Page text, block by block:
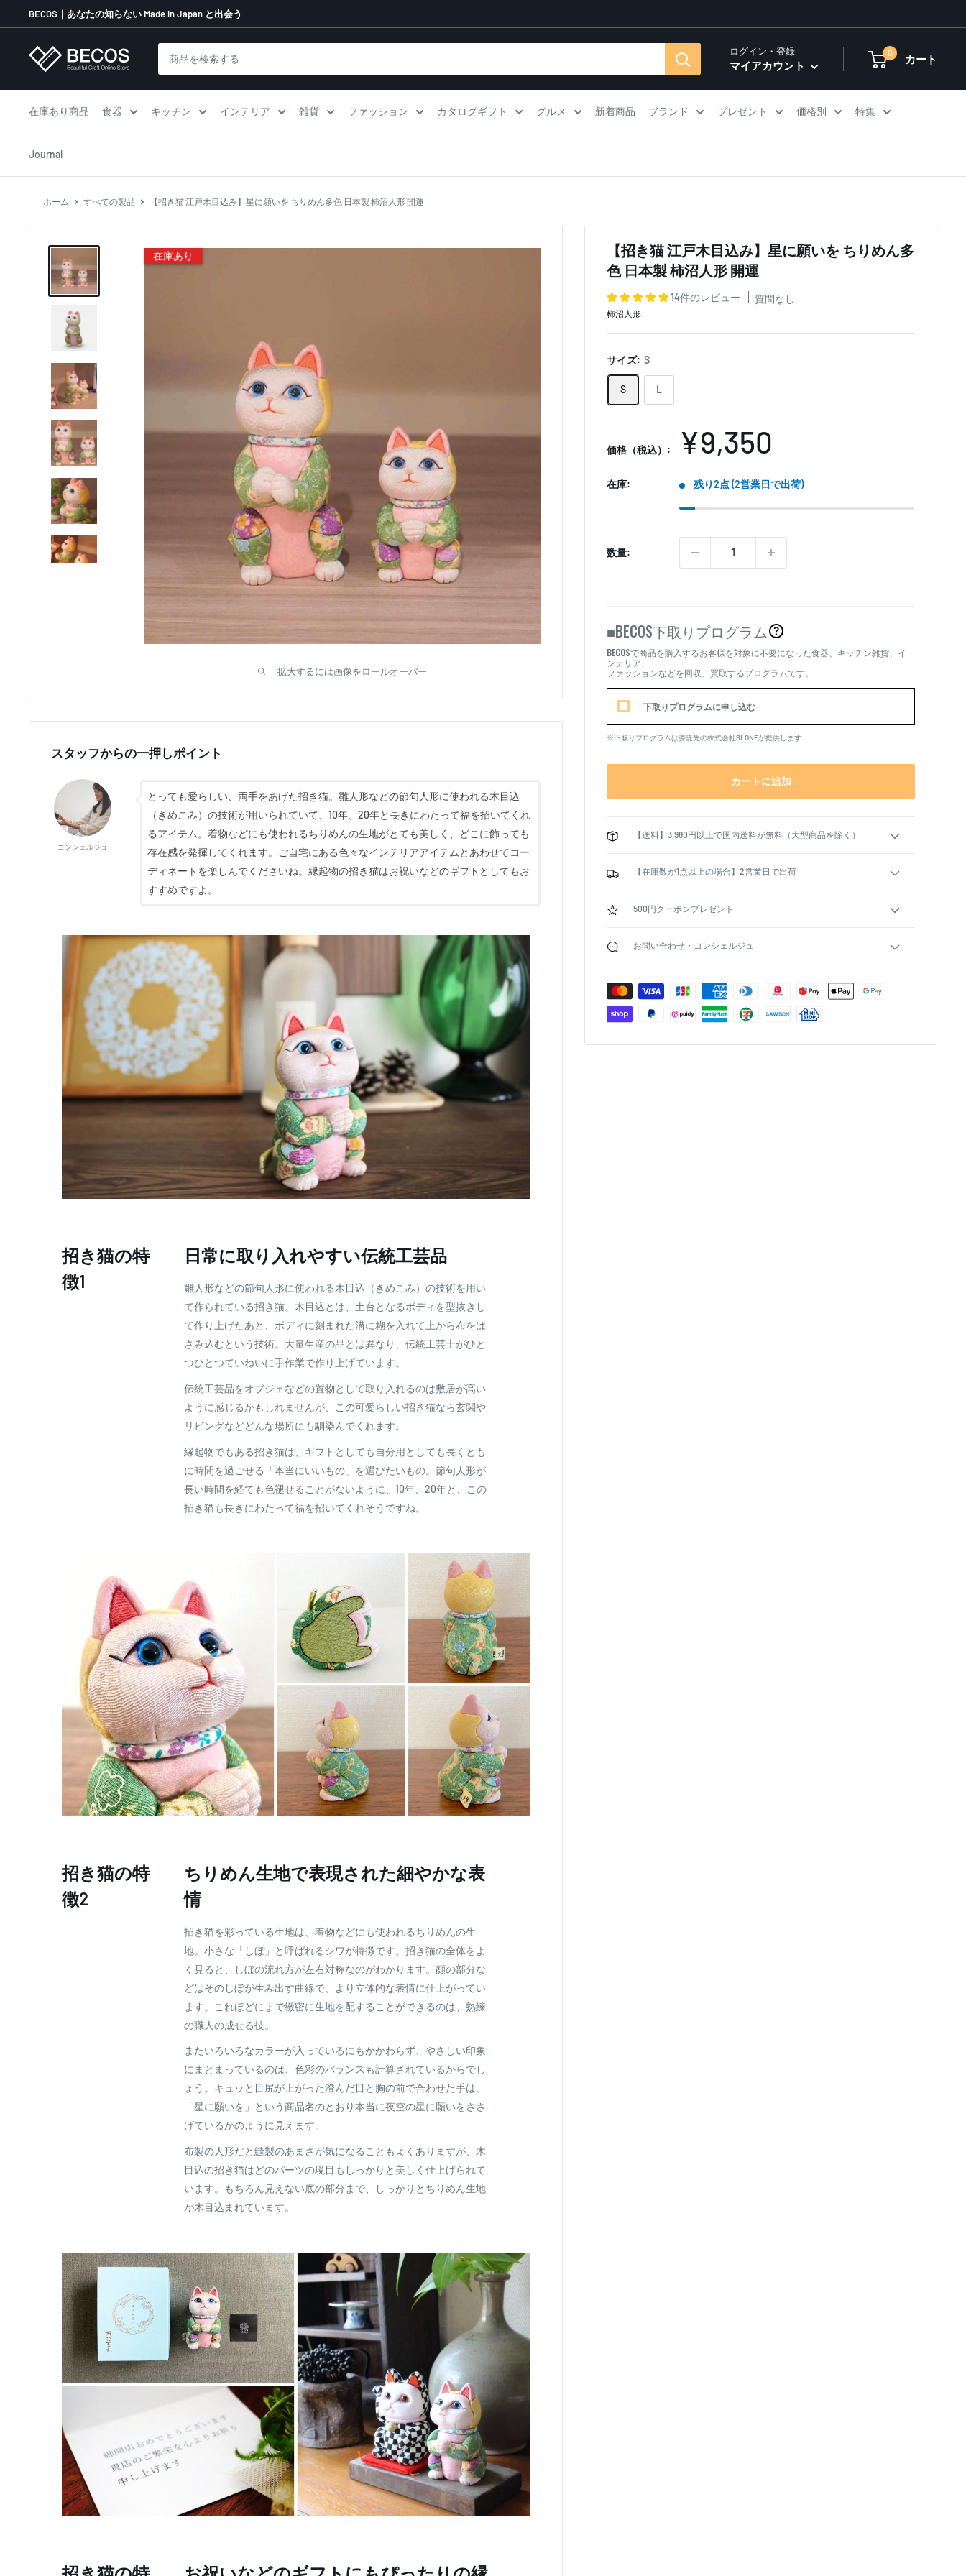
ン
プ
BECOS｜あなたの知らない Made in Japan と出会う
伝
工
芸
な
ログイン・登録
マイアカウント
0 カート
在庫あり商品 食器 キッチン インテリア 雑貨 ファッション カタログギフト グルメ 新着商品 ブランド プレゼント 価格別 特集
Journal
ホーム すべての製品 【招き猫 江戸木目込み】星に願いを ちりめん多色 日本製 柿沼人形 開運
在庫あり
拡大するには画像をロールオーバー
【招き猫 江戸木目込み】星に願いを ちりめん多
色 日本製 柿沼人形 開運
14件のレビュー 質問なし
柿沼人形
サイズ: S
S L
価格（税込）:
販
売
価
格
¥9,350
在庫: 残り2点 (2営業日で出荷)
数量:
■BECOS下取りプログラム
BECOSで商品を購入するお客様を対象に不要になった食器、キッチン雑貨、イ
ンテリア、
ファッションなどを回収、買取するプログラムです。
下取りプログラムに申し込む
※下取りプログラムは委託先の株式会社SLONEが提供します
カートに追加
【送料】3,980円以上で国内送料が無料（大型商品を除く）
【在庫数が1点以上の場合】2営業日で出荷
500円クーポンプレゼント
お問い合わせ・コンシェルジュ
スタッフからの一押しポイント
コンシェルジュ
とっても愛らしい、両手をあげた招き猫。雛人形などの節句人形に使われる木目込
（きめこみ）の技術が用いられていて、10年、20年と長きにわたって福を招いてくれ
るアイテム。着物などにも使われるちりめんの生地がとても美しく、どこに飾っても
存在感を発揮してくれます。ご自宅にある色々なインテリアアイテムとあわせてコー
ディネートを楽しんでくださいね。縁起物の招き猫はお祝いなどのギフトとしてもお
すすめですよ。
招き猫の特
徴1
日常に取り入れやすい伝統工芸品
雛人形などの節句人形に使われる木目込（きめこみ）の技術を用い
て作られている招き猫。木目込とは、土台となるボディを型抜きし
て作り上げたあと、ボディに刻まれた溝に糊を入れて上から布をは
さみ込むという技術。大量生産の品とは異なり、伝統工芸士がひと
つひとつていねいに手作業で作り上げています。
伝統工芸品をオブジェなどの置物として取り入れるのは敷居が高い
ように感じるかもしれませんが、この可愛らしい招き猫なら玄関や
リビングなどどんな場所にも馴染んでくれます。
縁起物でもある招き猫は、ギフトとしても自分用としても長くとも
に時間を過ごせる「本当にいいもの」を選びたいもの。節句人形が
長い時間を経ても色褪せることがないように、10年、20年と、この
招き猫も長きにわたって福を招いてくれそうですね。
招き猫の特
徴2
ちりめん生地で表現された細やかな表
情
招き猫を彩っている生地は、着物などにも使われるちりめんの生
地。小さな「しぼ」と呼ばれるシワが特徴です。招き猫の全体をよ
く見ると、しぼの流れ方が左右対称なのがわかります。顔の部分な
どはそのしぼが生み出す曲線で、より立体的な表情に仕上がってい
ます。これほどにまで緻密に生地を配することができるのは、熟練
の職人の成せる技。
またいろいろなカラーが入っているにもかかわらず、やさしい印象
にまとまっているのは、色彩のバランスも計算されているからでし
ょう。キュッと目尻が上がった澄んだ目と胸の前で合わせた手は、
「星に願いを」という商品名のとおり本当に夜空の星に願いをささ
げているかのように見えます。
布製の人形だと縫製のあまさが気になることもよくありますが、木
目込の招き猫はどのパーツの境目もしっかりと美しく仕上げられて
います。もちろん見えない底の部分まで、しっかりとちりめん生地
が木目込まれています。